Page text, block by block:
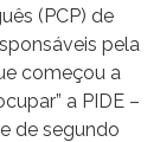
(PCP) de
pela
começou a
a PIDE –
de segundo